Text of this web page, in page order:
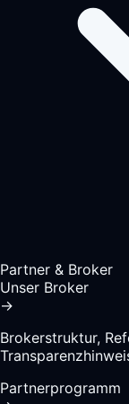
Partner & Broker
Unser Broker
→
Brokerstruktur,
Partnerprogramm